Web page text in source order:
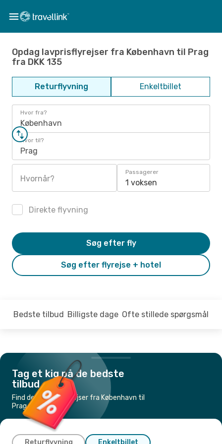
Opdag lavprisflyrejser fra København til Prag
fra DKK 135
Returflyvning Enkeltbillet
Hvor fra?
København
Hvor til?
Prag
Hvornår?
Passagerer
1 voksen
Direkte flyvning
Søg efter flyrejse + hotel
Søg efter fly
Bedste tilbud Billigste dage Ofte stillede spørgsmål
Tag et kig på de bedste
tilbud
Find de billigste flyrejser fra København til
Prag
Returflyvning Enkeltbillet